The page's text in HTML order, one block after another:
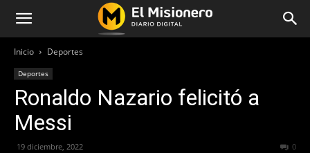
Inicio Deportes
Deportes
Ronaldo Nazario felicitó a
Messi
19 diciembre, 2022 0